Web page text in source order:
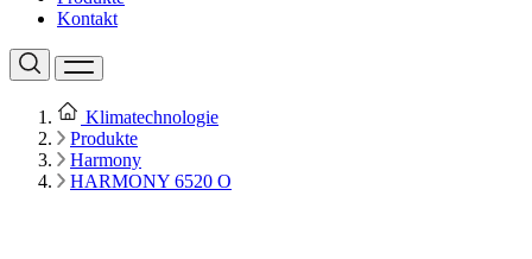
Kontakt
Klimatechnologie
Produkte
Harmony
HARMONY 6520 O